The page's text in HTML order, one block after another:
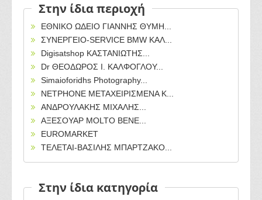
Στην ίδια περιοχή
ΕΘΝΙΚΟ ΩΔΕΙΟ ΓΙΑΝΝΗΣ ΘΥΜΗ...
ΣΥΝΕΡΓΕΙΟ-SERVICE BMW ΚΑΛ...
Digisatshop ΚΑΣΤΑΝΙΩΤΗΣ...
Dr ΘΕΟΔΩΡΟΣ Ι. ΚΑΛΦΟΓΛΟΥ...
Simaioforidhs Photography...
NETPHONE ΜΕΤΑΧΕΙΡΙΣΜΕΝΑ Κ...
ΑΝΔΡΟΥΛΑΚΗΣ ΜΙΧΑΛΗΣ...
ΑΞΕΣΟΥΑΡ MOLTO BENE...
EUROMARKET
ΤΕΛΕΤΑΙ-ΒΑΣΙΛΗΣ ΜΠΑΡΤΖΑΚΟ...
Στην ίδια κατηγορία